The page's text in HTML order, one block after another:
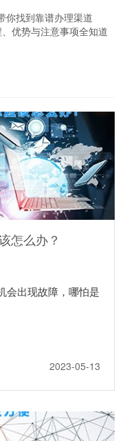
你找到靠谱办理渠道
优势与注意事项全知道
怎么办？
会出现故障，哪怕是
2023-05-13